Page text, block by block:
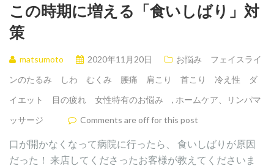
この時期に増える「食いしばり」対
策
matsumoto 2020年11月20日
お悩み フェイスライ
ンのたるみ しわ むくみ 腰痛 肩こり 首こり 冷え性 ダ
イエット 目の疲れ 女性特有のお悩み , ホームケア、リンパマ
ッサージ
Comments are off for this post
口が開かなくなって病院に行ったら、 食いしばりが原因
だった！ 来店してくださったお客様が教えてくださいま